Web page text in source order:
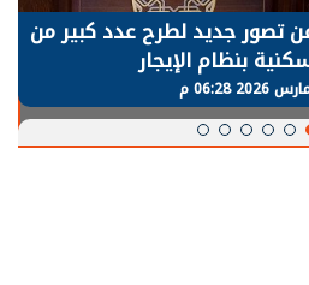
تصور جديد لطرح عدد كبير من
بنظام الإيجار